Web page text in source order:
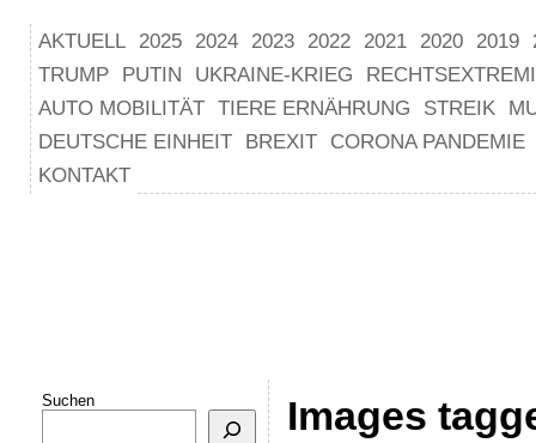
AKTUELL 2025 2024 2023 2022 2021 2020 2019
TRUMP
PUTIN UKRAINE-KRIEG
AUTO MOBILITÄT TIERE ERNÄHRUNG STREIK
DEUTSCHE EINHEIT
BREXIT
CORONA PANDEMIE
KONTAKT
Suchen Images